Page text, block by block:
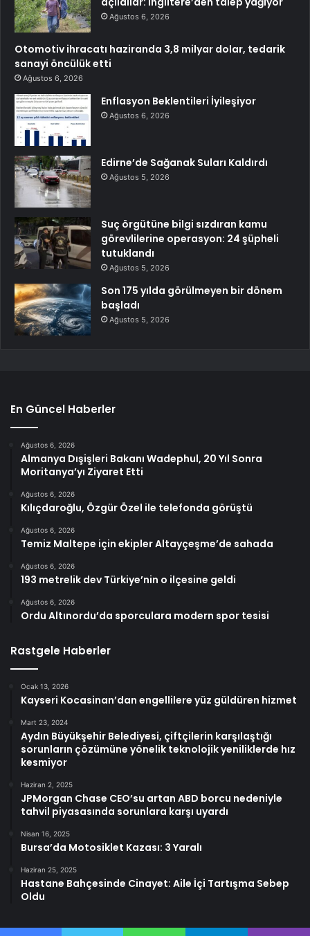
Ağustos 6, 2026
Otomotiv ihracatı haziranda 3,8 milyar dolar, tedarik
sanayi öncülük etti
Ağustos 6, 2026
Enflasyon Beklentileri İyileşiyor
Ağustos 6, 2026
Edirne’de Sağanak Suları Kaldırdı
Ağustos 5, 2026
Suç örgütüne bilgi sızdıran kamu
görevlilerine operasyon: 24 şüpheli
tutuklandı
Ağustos 5, 2026
Son 175 yılda görülmeyen bir dönem
başladı
Ağustos 5, 2026
En Güncel Haberler
Ağustos 6, 2026
Almanya Dışişleri Bakanı Wadephul, 20 Yıl Sonra
Moritanya’yı Ziyaret Etti
Ağustos 6, 2026
Kılıçdaroğlu, Özgür Özel ile telefonda görüştü
Ağustos 6, 2026
Temiz Maltepe için ekipler Altayçeşme’de sahada
Ağustos 6, 2026
193 metrelik dev Türkiye’nin o ilçesine geldi
Ağustos 6, 2026
Ordu Altınordu’da sporculara modern spor tesisi
Rastgele Haberler
Ocak 13, 2026
Kayseri Kocasinan’dan engellilere yüz güldüren hizmet
Mart 23, 2024
Aydın Büyükşehir Belediyesi, çiftçilerin karşılaştığı
sorunların çözümüne yönelik teknolojik yeniliklerde hız
kesmiyor
Haziran 2, 2025
JPMorgan Chase CEO’su artan ABD borcu nedeniyle
tahvil piyasasında sorunlara karşı uyardı
Nisan 16, 2025
Bursa’da Motosiklet Kazası: 3 Yaralı
Haziran 25, 2025
Hastane Bahçesinde Cinayet: Aile İçi Tartışma Sebep
Oldu